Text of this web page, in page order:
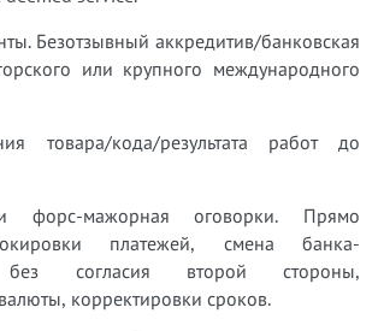
Безотзывный аккредитив/банковская
или крупного международного
товара/кода/результата работ до
форс-мажорная оговорки. Прямо
платежей, смена банка-
без согласия второй стороны,
корректировки сроков.